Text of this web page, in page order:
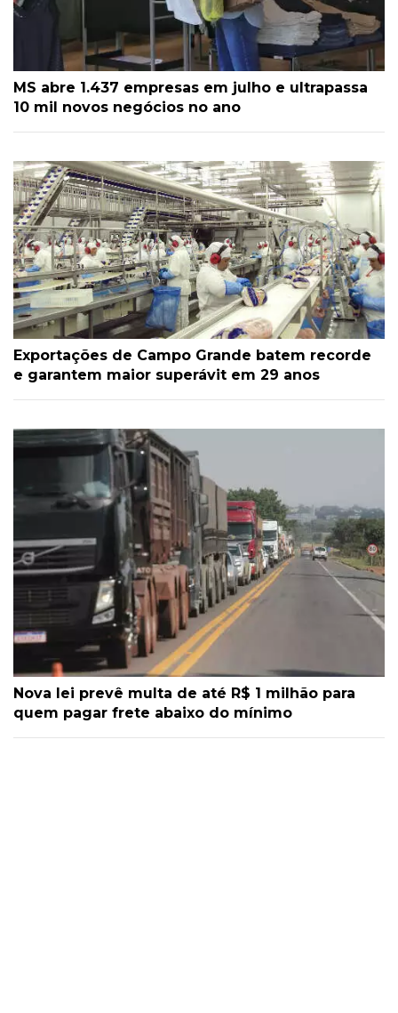
MS abre 1.437 empresas em julho e ultrapassa
10 mil novos negócios no ano
Exportações de Campo Grande batem recorde
e garantem maior superávit em 29 anos
Nova lei prevê multa de até R$ 1 milhão para
quem pagar frete abaixo do mínimo